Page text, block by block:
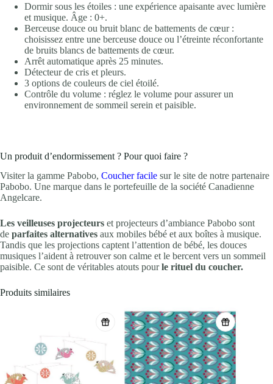
Dormir sous les étoiles : une expérience apaisante avec lumière
et musique. Âge : 0+.
Berceuse douce ou bruit blanc de battements de cœur :
choisissez entre une berceuse douce ou l’étreinte réconfortante
de bruits blancs de battements de cœur.
Arrêt automatique après 25 minutes.
Détecteur de cris et pleurs.
3 options de couleurs de ciel étoilé.
Contrôle du volume : réglez le volume pour assurer un
environnement de sommeil serein et paisible.
Un produit d’endormissement ? Pour quoi faire ?
Visiter la gamme Pabobo, Coucher facile sur le site de notre partenaire
Pabobo. Une marque dans le portefeuille de la société Canadienne
Angelcare.
Les veilleuses projecteurs et projecteurs d’ambiance Pabobo sont
de parfaites alternatives aux mobiles bébé et aux boîtes à musique.
Tandis que les projections captent l’attention de bébé, les douces
musiques l’aident à retrouver son calme et le bercent vers un sommeil
paisible. Ce sont de véritables atouts pourle rituel du coucher.
Produits similaires